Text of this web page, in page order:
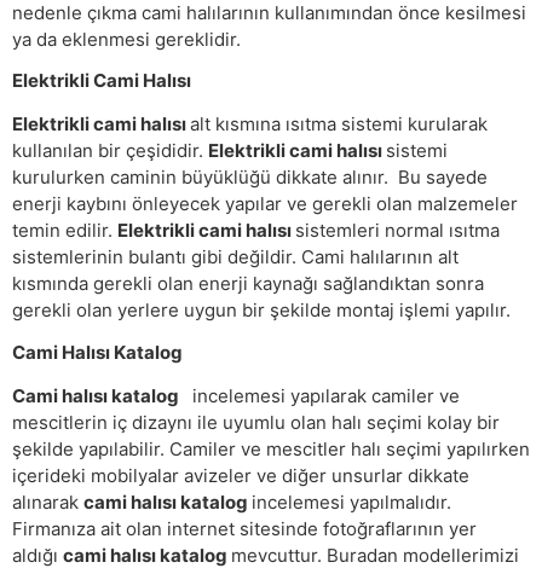
nedenle çıkma cami halılarının kullanımından önce kesilmesi
ya da eklenmesi gereklidir.
Elektrikli Cami Halısı
Elektrikli cami halısıalt kısmına ısıtma sistemi kurularak
kullanılan bir çeşididir. Elektrikli cami halısı sistemi
kurulurken caminin büyüklüğü dikkate alınır. Bu sayede
enerji kaybını önleyecek yapılar ve gerekli olan malzemeler
temin edilir. Elektrikli cami halısı sistemleri normal ısıtma
sistemlerinin bulantı gibi değildir. Cami halılarının alt
kısmında gerekli olan enerji kaynağı sağlandıktan sonra
gerekli olan yerlere uygun bir şekilde montaj işlemi yapılır.
Cami Halısı Katalog
Cami halısı katalog
incelemesi yapılarak camiler ve
mescitlerin iç dizaynı ile uyumlu olan halı seçimi kolay bir
şekilde yapılabilir. Camiler ve mescitler halı seçimi yapılırken
içerideki mobilyalar avizeler ve diğer unsurlar dikkate
alınarak cami halısı katalog incelemesi yapılmalıdır.
Firmanıza ait olan internet sitesinde fotoğraflarının yer
aldığı cami halısı katalog mevcuttur. Buradan modellerimizi